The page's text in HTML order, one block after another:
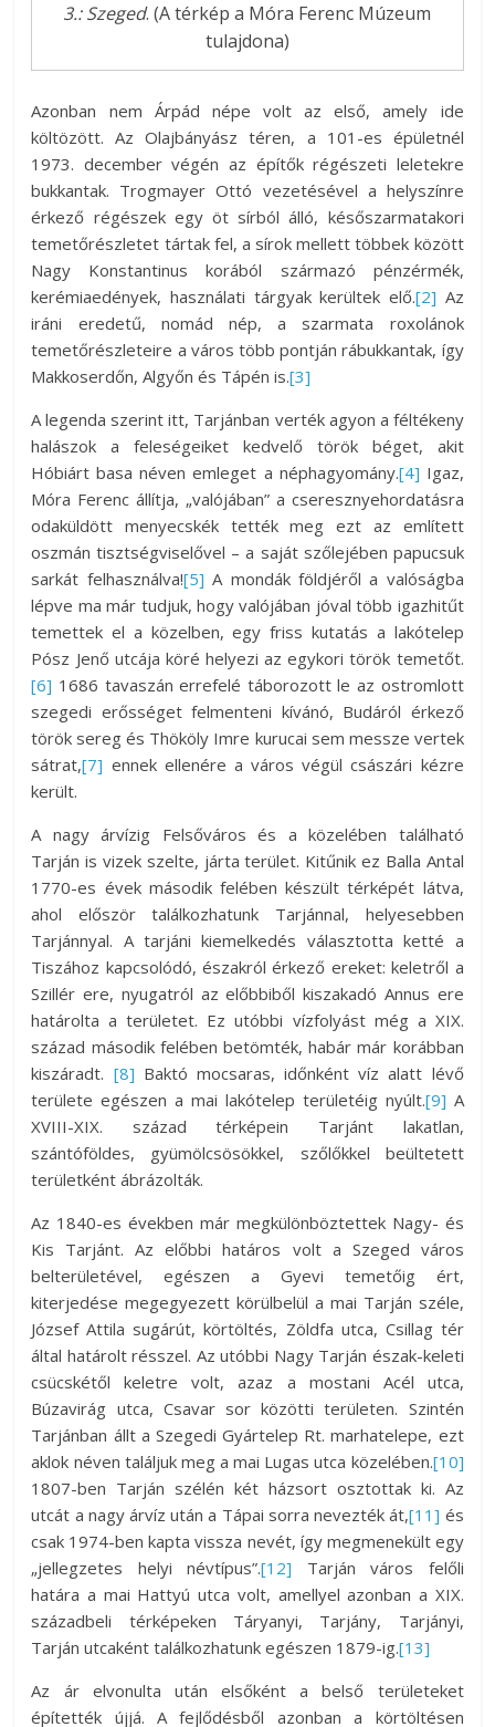
3.: Szeged. (A térkép a Móra Ferenc Múzeum
tulajdona)
Azonban nem Árpád népe volt az első, amely ide
költözött. Az Olajbányász téren, a 101-es épületnél
1973. december végén az építők régészeti leletekre
bukkantak. Trogmayer Ottó vezetésével a helyszínre
érkező régészek egy öt sírból álló, későszarmatakori
temetőrészletet tártak fel, a sírok mellett többek között
Nagy Konstantinus korából származó pénzérmék,
kerémiaedények, használati tárgyak kerültek elő.[2] Az
iráni eredetű, nomád nép, a szarmata roxolánok
temetőrészleteire a város több pontján rábukkantak, így
Makkoserdőn, Algyőn és Tápén is.[3]
A legenda szerint itt, Tarjánban verték agyon a féltékeny
halászok a feleségeiket kedvelő török béget, akit
Hóbiárt basa néven emleget a néphagyomány.[4] Igaz,
Móra Ferenc állítja, „valójában” a cseresznyehordatásra
odaküldött menyecskék tették meg ezt az említett
oszmán tisztségviselővel – a saját szőlejében papucsuk
sarkát felhasználva![5] A mondák földjéről a valóságba
lépve ma már tudjuk, hogy valójában jóval több igazhitűt
temettek el a közelben, egy friss kutatás a lakótelep
Pósz Jenő utcája köré helyezi az egykori török temetőt.
[6] 1686 tavaszán errefelé táborozott le az ostromlott
szegedi erősséget felmenteni kívánó, Budáról érkező
török sereg és Thököly Imre kurucai sem messze vertek
sátrat,[7] ennek ellenére a város végül császári kézre
került.
A nagy árvízig Felsőváros és a közelében található
Tarján is vizek szelte, járta terület. Kitűnik ez Balla Antal
1770-es évek második felében készült térképét látva,
ahol először találkozhatunk Tarjánnal, helyesebben
Tarjánnyal. A tarjáni kiemelkedés választotta ketté a
Tiszához kapcsolódó, északról érkező ereket: keletről a
Szillér ere, nyugatról az előbbiből kiszakadó Annus ere
határolta a területet. Ez utóbbi vízfolyást még a XIX.
század második felében betömték, habár már korábban
kiszáradt. [8] Baktó mocsaras, időnként víz alatt lévő
területe egészen a mai lakótelep területéig nyúlt.[9] A
XVIII-XIX. század térképein Tarjánt lakatlan,
szántóföldes, gyümölcsösökkel, szőlőkkel beültetett
területként ábrázolták.
Az 1840-es években már megkülönböztettek Nagy- és
Kis Tarjánt. Az előbbi határos volt a Szeged város
belterületével, egészen a Gyevi temetőig ért,
kiterjedése megegyezett körülbelül a mai Tarján széle,
József Attila sugárút, körtöltés, Zöldfa utca, Csillag tér
által határolt résszel. Az utóbbi Nagy Tarján észak-keleti
csücskétől keletre volt, azaz a mostani Acél utca,
Búzavirág utca, Csavar sor közötti területen. Szintén
Tarjánban állt a Szegedi Gyártelep Rt. marhatelepe, ezt
aklok néven találjuk meg a mai Lugas utca közelében.[10]
1807-ben Tarján szélén két házsort osztottak ki. Az
utcát a nagy árvíz után a Tápai sorra nevezték át,[11] és
csak 1974-ben kapta vissza nevét, így megmenekült egy
„jellegzetes helyi névtípus”.[12] Tarján város felőli
határa a mai Hattyú utca volt, amellyel azonban a XIX.
századbeli térképeken Táryanyi, Tarjány, Tarjányi,
Tarján utcaként találkozhatunk egészen 1879-ig.[13]
Az ár elvonulta után elsőként a belső területeket
építették újjá. A fejlődésből azonban a körtöltésen